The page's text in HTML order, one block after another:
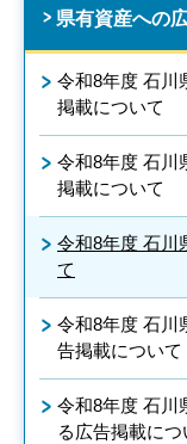
県有資産への
令和8年度 石川
掲載について
令和8年度 石川
掲載について
令和8年度 石川
て
令和8年度 石川
告掲載について
令和8年度 石川
る広告掲載につ